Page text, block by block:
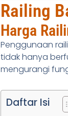
Railing
Harga
Penggunaan
tidak hanya
mengurangi
Daftar Isi